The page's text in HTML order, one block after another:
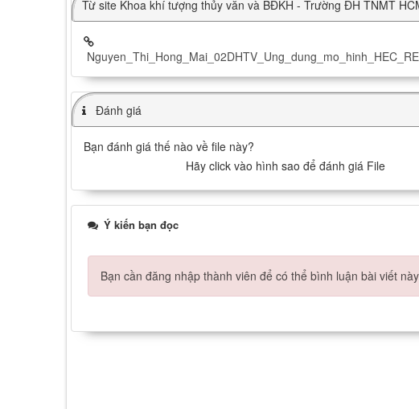
Từ site Khoa khí tượng thủy văn và BĐKH - Trường ĐH TNMT
Đánh giá
Bạn đánh giá thế nào về file này?
Hãy click vào hình sao để đánh giá File
Ý kiến bạn đọc
Bạn cần đăng nhập thành viên để có thể bình luận bài viết này